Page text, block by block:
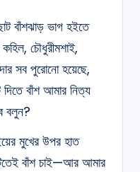
বাঁশঝাড় ভাগ হইতে
চৌধুরীমশাই,
সব পুরোনো হয়েছে,
দিতে বাঁশ আমার নিত্য
বলুন?
মুখের উপর হাত
বাঁশ চাই—আর আমার